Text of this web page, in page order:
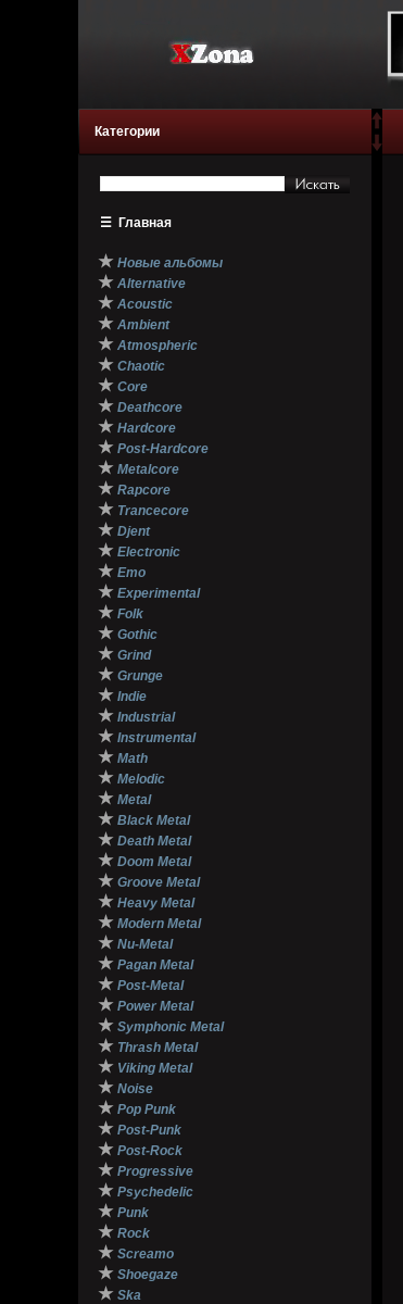
Категории
☰ Главная
★ Новые альбомы
★ Alternative
★ Acoustic
★ Ambient
★ Atmospheric
★ Chaotic
★ Core
★ Deathcore
★ Hardcore
★ Post-Hardcore
★ Metalcore
★ Rapcore
★ Trancecore
★ Djent
★ Electronic
★ Emo
★ Experimental
★ Folk
★ Gothic
★ Grind
★ Grunge
★ Indie
★ Industrial
★ Instrumental
★ Math
★ Melodic
★ Metal
★ Black Metal
★ Death Metal
★ Doom Metal
★ Groove Metal
★ Heavy Metal
★ Modern Metal
★ Nu-Metal
★ Pagan Metal
★ Post-Metal
★ Power Metal
★ Symphonic Metal
★ Thrash Metal
★ Viking Metal
★ Noise
★ Pop Punk
★ Post-Punk
★ Post-Rock
★ Progressive
★ Psychedelic
★ Punk
★ Rock
★ Screamo
★ Shoegaze
★ Ska